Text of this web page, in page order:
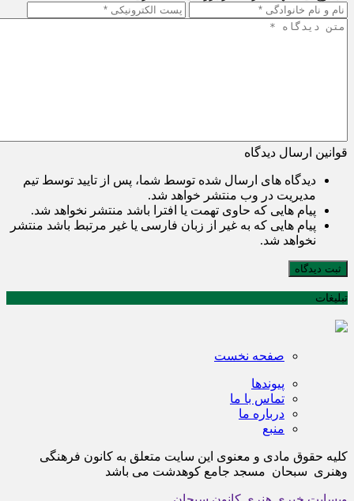
قوانین ارسال دیدگاه
دیدگاه های ارسال شده توسط شما، پس از تایید توسط تیم
مدیریت در وب منتشر خواهد شد.
پیام هایی که حاوی تهمت یا افترا باشد منتشر نخواهد شد.
پیام هایی که به غیر از زبان فارسی یا غیر مرتبط باشد منتشر
نخواهد شد.
ثبت دیدگاه
تبلیغات
صفحه نخست
پیوندها
تماس با ما
درباره ما
منبع
کلیه حقوق مادی و معنوی این سایت متعلق به کانون فرهنگی
وهنری سبحان مسجد جامع کوهدشت می باشد